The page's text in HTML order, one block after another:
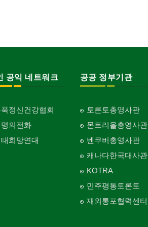
공익 네트워크
정신건강협회
의전화
희망연대
공공 정부기관
토론토총영사관
몬트리올총영사관
벤쿠버총영사관
캐나다한국대사관
KOTRA
민주평통토론토
재외통포협력센터